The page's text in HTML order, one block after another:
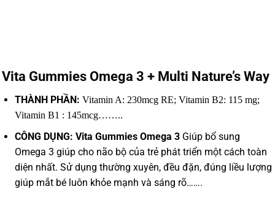
Vita Gummies Omega 3 + Multi Nature’s Way
THÀNH PHẦN: Vitamin A: 230mcg RE; Vitamin B2: 115 mg;
Vitamin B1 : 145mcg……..
CÔNG DỤNG: Vita Gummies Omega 3 Giúp bổ sung
Omega 3 giúp cho não bộ của trẻ phát triển một cách toàn
diện nhất. Sử dụng thường xuyên, đều đặn, đúng liều lượng
giúp mắt bé luôn khỏe mạnh và sáng rõ…….